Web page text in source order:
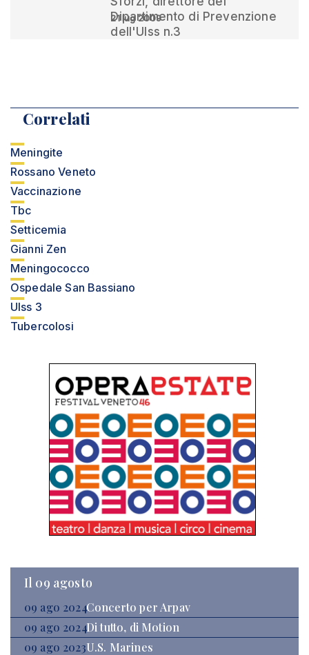
Dipartimento di Prevenzione
dell'Ulss n.3
21 lug 2009
Correlati
Meningite
Rossano Veneto
Vaccinazione
Tbc
Setticemia
Gianni Zen
Meningococco
Ospedale San Bassiano
Ulss 3
Tubercolosi
Il 09 agosto
09 ago 2024Concerto per Arpav
09 ago 2024Di tutto, di Motion
09 ago 2023U.S. Marines